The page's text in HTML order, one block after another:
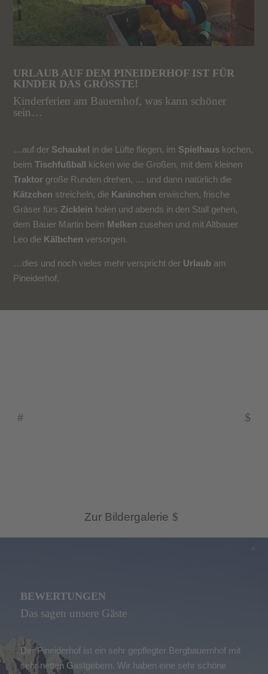
URLAUB AUF DEM PINEIDERHOF IST FÜR
KINDER DAS GRÖSSTE!
Kinderferien am Bauernhof, was kann schöner
sein…
…auf der Schaukel in die Lüfte fliegen, im Spielhaus kochen,
beimTischfußball kicken wie die Großen, mit dem kleinen
Traktor große Runden drehen, … und dann natürlich die
Kätzchen streicheln, die Kaninchen erwischen, frische
Gräser fürs Zicklein holen und abends in den Stall gehen,
dem Bauer Martin beim Melken zusehen und mit Altbauer
Leo die Kälbchen versorgen.
…dies und noch vieles mehr verspricht der Urlaub am
Pineiderhof.
Zur Bildergalerie
BEWERTUNGEN
Das sagen unsere Gäste
Der Pineiderhof ist ein sehr gepflegter Bergbauernhof mit
sehr netten Gastgebern. Wir haben eine sehr schöne